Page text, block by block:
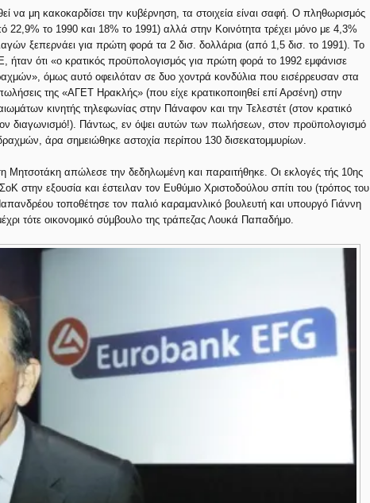
να μη κακοκαρδίσει την κυβέρνηση, τα στοιχεία είναι σαφή. Ο πληθωρισμός
22,9% το 1990 και 18% το 1991) αλλά στην Κοινότητα τρέχει μόνο με 4,3%
ξεπερνάει για πρώτη φορά τα 2 δισ. δολλάρια (από 1,5 δισ. το 1991). Το
ήταν ότι «ο κρατικός προϋπολογισμός για πρώτη φορά το 1992 εμφάνισε
όμως αυτό οφειλόταν σε δυο χοντρά κονδύλια που εισέρρευσαν στα
της «ΑΓΕΤ Ηρακλής» (που είχε κρατικοποιηθεί επί Αρσένη) στην
κινητής τηλεφωνίας στην Πάναφον και την Τελεστέτ (στον κρατικό
διαγωνισμό!). Πάντως, εν όψει αυτών των πωλήσεων, στον προϋπολογισμό
άρα σημειώθηκε αστοχία περίπου 130 δισεκατομμυρίων.
Μητσοτάκη απώλεσε την δεδηλωμένη και παραιτήθηκε. Οι εκλογές τής 10ης
στην εξουσία και έστειλαν τον Ευθύμιο Χριστοδούλου σπίτι του (τρόπος του
τοποθέτησε τον παλιό καραμανλικό βουλευτή και υπουργό Γιάννη
τότε οικονομικό σύμβουλο της τράπεζας Λουκά Παπαδήμο.